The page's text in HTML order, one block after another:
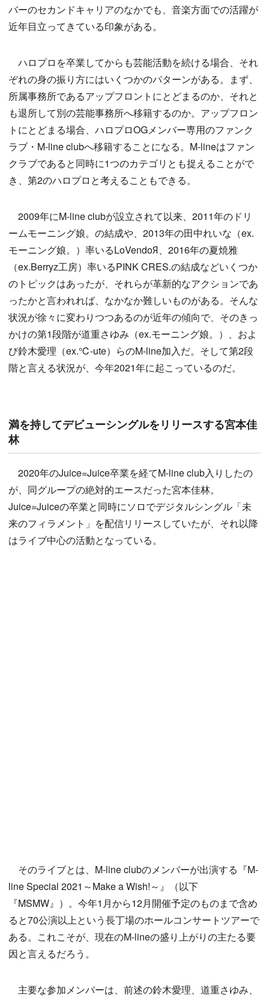
バーのセカンドキャリアのなかでも、音楽方面での活躍が
近年目立ってきている印象がある。
ハロプロを卒業してからも芸能活動を続ける場合、それ
ぞれの身の振り方にはいくつかのパターンがある。まず、
所属事務所であるアップフロントにとどまるのか、それと
も退所して別の芸能事務所へ移籍するのか。アップフロン
トにとどまる場合、ハロプロOGメンバー専用のファンク
ラブ・M-line clubへ移籍することになる。M-lineはファン
クラブであると同時に1つのカテゴリとも捉えることがで
き、第2のハロプロと考えることもできる。
2009年にM-line clubが設立されて以来、2011年のドリ
ームモーニング娘。の結成や、2013年の田中れいな（ex.
モーニング娘。）率いるLoVendoЯ、2016年の夏焼雅
（ex.Berryz工房）率いるPINK CRES.の結成などいくつか
のトピックはあったが、それらが革新的なアクションであ
ったかと言われれば、なかなか難しいものがある。そんな
状況が徐々に変わりつつあるのが近年の傾向で、そのきっ
かけの第1段階が道重さゆみ（ex.モーニング娘。）、およ
び鈴木愛理（ex.℃-ute）らのM-line加入だ。そして第2段
階と言える状況が、今年2021年に起こっているのだ。
満を持してデビューシングルをリリースする宮本佳
林
2020年のJuice=Juice卒業を経てM-line club入りしたの
が、同グループの絶対的エースだった宮本佳林。
Juice=Juiceの卒業と同時にソロでデジタルシングル「未
来のフィラメント」を配信リリースしていたが、それ以降
はライブ中心の活動となっている。
そのライブとは、M-line clubのメンバーが出演する『M-
line Special 2021～Make a Wish!～』（以下
『MSMW』）。今年1月から12月開催予定のものまで含め
ると70公演以上という長丁場のホールコンサートツアーで
ある。これこそが、現在のM-lineの盛り上がりの主たる要
因と言えるだろう。
主要な参加メンバーは、前述の鈴木愛理、道重さゆみ、